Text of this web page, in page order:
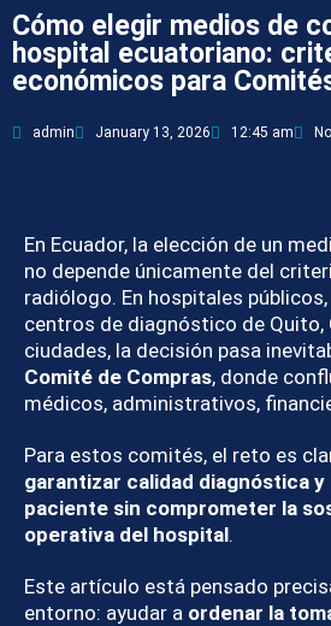
Cómo elegir medios de
hospital ecuatoriano:
económicos para
admin January 13, 2026 12:45 am
En Ecuador, la elección de un
no depende únicamente del
radiólogo. En hospitales
centros de diagnóstico de Quito,
ciudades, la decisión pasa
Comité de Compras, donde
médicos, administrativos,
Para estos comités, el reto es
garantizar calidad diagnóstica
paciente sin comprometer la
operativa del hospital.
Este artículo está pensado
entorno: ayudar a ordenar la